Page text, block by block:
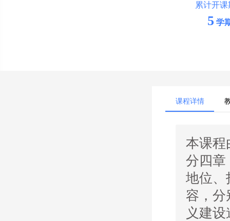
累计开课
5 学
课程详情
本课程
分四章
地位、
容，分
义建